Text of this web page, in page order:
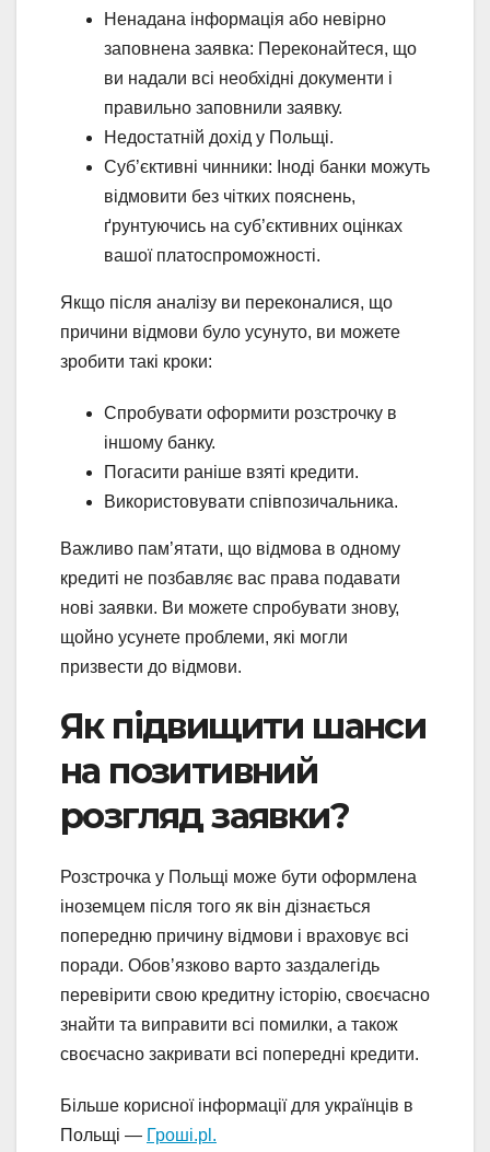
Ненадана інформація або невірно
заповнена заявка: Переконайтеся, що
ви надали всі необхідні документи і
правильно заповнили заявку.
Недостатній дохід у Польщі.
Суб’єктивні чинники: Іноді банки можуть
відмовити без чітких пояснень,
ґрунтуючись на суб’єктивних оцінках
вашої платоспроможності.
Якщо після аналізу ви переконалися, що
причини відмови було усунуто, ви можете
зробити такі кроки:
Спробувати оформити розстрочку в
іншому банку.
Погасити раніше взяті кредити.
Використовувати співпозичальника.
Важливо пам’ятати, що відмова в одному
кредиті не позбавляє вас права подавати
нові заявки. Ви можете спробувати знову,
щойно усунете проблеми, які могли
призвести до відмови.
Як підвищити шанси
на позитивний
розгляд заявки?
Розстрочка у Польщі може бути оформлена
іноземцем після того як він дізнається
попередню причину відмови і враховує всі
поради. Обовʼязково варто заздалегідь
перевірити свою кредитну історію, своєчасно
знайти та виправити всі помилки, а також
своєчасно закривати всі попередні кредити.
Більше корисної інформації для українців в
Польщі — Гроші.pl.